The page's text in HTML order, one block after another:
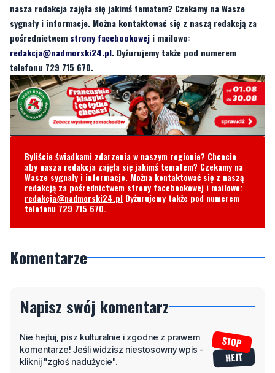
redakcja@nadmorski24.pl. Dyżurujemy także pod numerem
telefonu 729 715 670.
Byliście świadkami zdarzenia w naszym regionie? Chcecie
aby nasza redakcja zajęła się jakimś tematem? Czekamy na
Wasze sygnały i informacje. Można kontaktować się z naszą
redakcja@nadmorski24.plDyżurujemy także pod numerem
telefonu729 715 670.
Komentarze
Napisz swój komentarz
komentarze! Jeśli widzisz niestosowny wpis -
kliknij "zgłoś nadużycie".
Imię / Podpis